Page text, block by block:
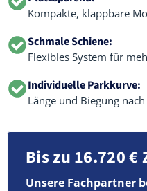
Kompakte, klappbare
Schmale Schiene:
Flexibles System für
Individuelle Parkkurve:
Länge und Biegung
Bis zu 16.720
Unsere Fachpartner